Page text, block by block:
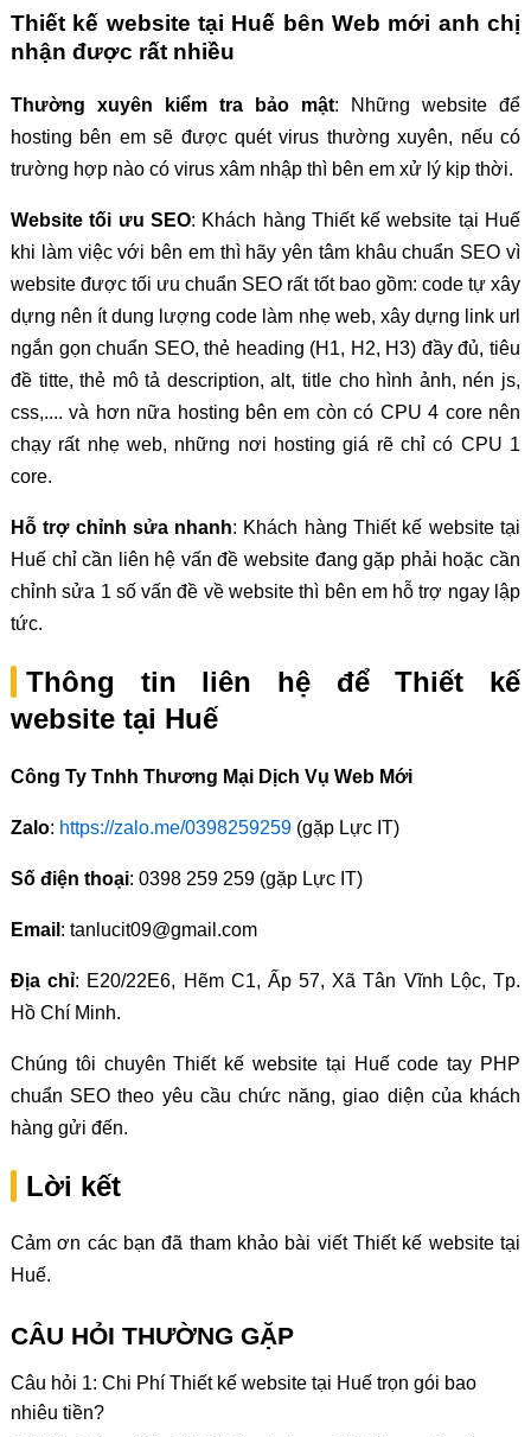
Thiết kế website tại Huế bên Web mới anh chị
nhận được rất nhiều
Thường xuyên kiểm tra bảo mật: Những website để
hosting bên em sẽ được quét virus thường xuyên, nếu có
trường hợp nào có virus xâm nhập thì bên em xử lý kịp thời.
Website tối ưu SEO: Khách hàng Thiết kế website tại Huế
khi làm việc với bên em thì hãy yên tâm khâu chuẩn SEO vì
website được tối ưu chuẩn SEO rất tốt bao gồm: code tự xây
dựng nên ít dung lượng code làm nhẹ web, xây dựng link url
ngắn gọn chuẩn SEO, thẻ heading (H1, H2, H3) đầy đủ, tiêu
đề titte, thẻ mô tả description, alt, title cho hình ảnh, nén js,
css,.... và hơn nữa hosting bên em còn có CPU 4 core nên
chạy rất nhẹ web, những nơi hosting giá rẽ chỉ có CPU 1
core.
Hỗ trợ chỉnh sửa nhanh: Khách hàng Thiết kế website tại
Huế chỉ cần liên hệ vấn đề website đang gặp phải hoặc cần
chỉnh sửa 1 số vấn đề về website thì bên em hỗ trợ ngay lập
tức.
Thông tin liên hệ để Thiết kế
website tại Huế
Công Ty Tnhh Thương Mại Dịch Vụ Web Mới
Zalo: https://zalo.me/0398259259(gặp Lực IT)
Số điện thoại: 0398 259 259 (gặp Lực IT)
Email : tanlucit09@gmail.com
Địa chỉ: E20/22E6, Hẽm C1, Ấp 57, Xã Tân Vĩnh Lộc, Tp.
Hồ Chí Minh.
Chúng tôi chuyên Thiết kế website tại Huế code tay PHP
chuẩn SEO theo yêu cầu chức năng, giao diện của khách
hàng gửi đến.
Lời kết
Cảm ơn các bạn đã tham khảo bài viết Thiết kế website tại
Huế.
CÂU HỎI THƯỜNG GẶP
Câu hỏi 1: Chi Phí Thiết kế website tại Huế trọn gói bao
nhiêu tiền?